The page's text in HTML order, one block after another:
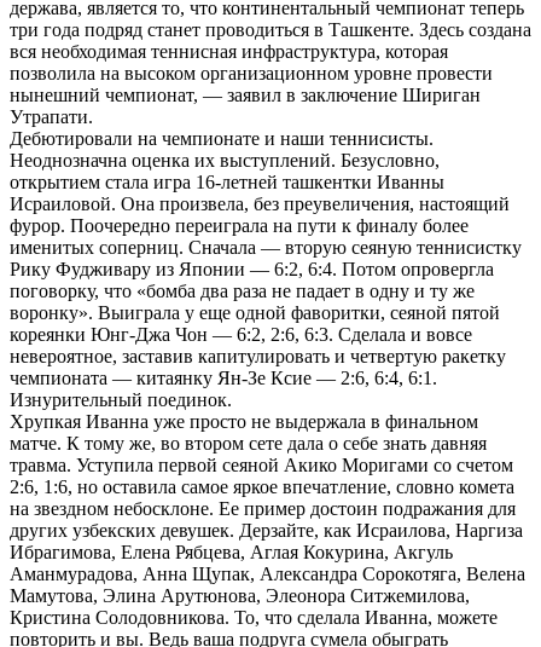
держава, является то, что континентальный чемпионат теперь
три года подряд станет проводиться в Ташкенте. Здесь создана
вся необходимая теннисная инфраструктура, которая
позволила на высоком организационном уровне провести
нынешний чемпионат, — заявил в заключение Шириган
Утрапати.
Дебютировали на чемпионате и наши теннисисты.
Неоднозначна оценка их выступлений. Безусловно,
открытием стала игра 16-летней ташкентки Иванны
Исраиловой. Она произвела, без преувеличения, настоящий
фурор. Поочередно переиграла на пути к финалу более
именитых соперниц. Сначала — вторую сеяную теннисистку
Рику Фудживару из Японии — 6:2, 6:4. Потом опровергла
поговорку, что «бомба два раза не падает в одну и ту же
воронку». Выиграла у еще одной фаворитки, сеяной пятой
кореянки Юнг-Джа Чон — 6:2, 2:6, 6:3. Сделала и вовсе
невероятное, заставив капитулировать и четвертую ракетку
чемпионата — китаянку Ян-Зе Ксие — 2:6, 6:4, 6:1.
Изнурительный поединок.
Хрупкая Иванна уже просто не выдержала в финальном
матче. К тому же, во втором сете дала о себе знать давняя
травма. Уступила первой сеяной Акико Моригами со счетом
2:6, 1:6, но оставила самое яркое впечатление, словно комета
на звездном небосклоне. Ее пример достоин подражания для
других узбекских девушек. Дерзайте, как Исраилова, Наргиза
Ибрагимова, Елена Рябцева, Аглая Кокурина, Акгуль
Аманмурадова, Анна Щупак, Александра Сорокотяга, Велена
Мамутова, Элина Арутюнова, Элеонора Ситжемилова,
Кристина Солодовникова. То, что сделала Иванна, можете
повторить и вы. Ведь ваша подруга сумела обыграть